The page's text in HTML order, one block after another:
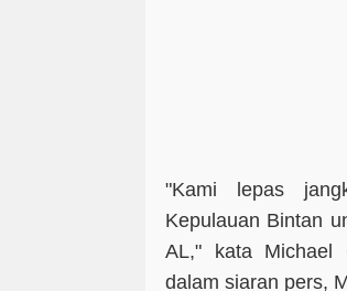
"Kami lepas
Kepulauan Bintan
AL," kata Michael
dalam siaran pers,